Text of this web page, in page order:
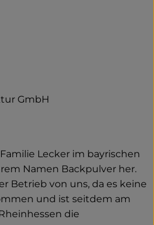
GmbH
Lecker im bayrischen
Namen Backpulver her.
Betrieb von uns, da es keine
und ist seitdem am
die